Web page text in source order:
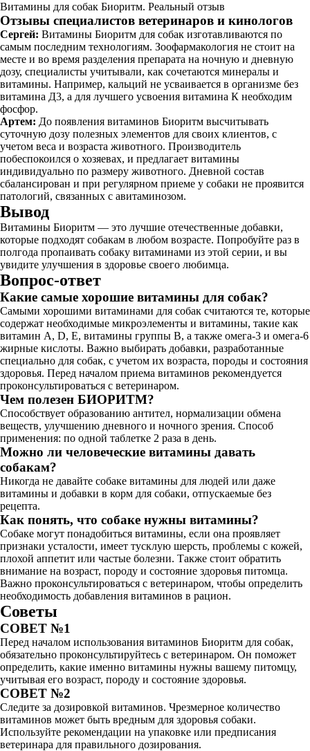
Витамины для собак Биоритм. Реальный отзыв
Отзывы специалистов ветеринаров и кинологов
Сергей: Витамины Биоритм для собак изготавливаются по
самым последним технологиям. Зоофармакология не стоит на
месте и во время разделения препарата на ночную и дневную
дозу, специалисты учитывали, как сочетаются минералы и
витамины. Например, кальций не усваивается в организме без
витамина Д3, а для лучшего усвоения витамина К необходим
фосфор.
Артем: До появления витаминов Биоритм высчитывать
суточную дозу полезных элементов для своих клиентов, с
учетом веса и возраста животного. Производитель
побеспокоился о хозяевах, и предлагает витамины
индивидуально по размеру животного. Дневной состав
сбалансирован и при регулярном приеме у собаки не проявится
патологий, связанных с авитаминозом.
Вывод
Витамины Биоритм — это лучшие отечественные добавки,
которые подходят собакам в любом возрасте. Попробуйте раз в
полгода пропаивать собаку витаминами из этой серии, и вы
увидите улучшения в здоровье своего любимца.
Вопрос-ответ
Какие самые хорошие витамины для собак?
Самыми хорошими витаминами для собак считаются те, которые
содержат необходимые микроэлементы и витамины, такие как
витамин A, D, E, витамины группы B, а также омега-3 и омега-6
жирные кислоты. Важно выбирать добавки, разработанные
специально для собак, с учетом их возраста, породы и состояния
здоровья. Перед началом приема витаминов рекомендуется
проконсультироваться с ветеринаром.
Чем полезен БИОРИТМ?
Способствует образованию антител, нормализации обмена
веществ, улучшению дневного и ночного зрения. Способ
применения: по одной таблетке 2 раза в день.
Можно ли человеческие витамины давать
собакам?
Никогда не давайте собаке витамины для людей или даже
витамины и добавки в корм для собаки, отпускаемые без
рецепта.
Как понять, что собаке нужны витамины?
Собаке могут понадобиться витамины, если она проявляет
признаки усталости, имеет тусклую шерсть, проблемы с кожей,
плохой аппетит или частые болезни. Также стоит обратить
внимание на возраст, породу и состояние здоровья питомца.
Важно проконсультироваться с ветеринаром, чтобы определить
необходимость добавления витаминов в рацион.
Советы
СОВЕТ №1
Перед началом использования витаминов Биоритм для собак,
обязательно проконсультируйтесь с ветеринаром. Он поможет
определить, какие именно витамины нужны вашему питомцу,
учитывая его возраст, породу и состояние здоровья.
СОВЕТ №2
Следите за дозировкой витаминов. Чрезмерное количество
витаминов может быть вредным для здоровья собаки.
Используйте рекомендации на упаковке или предписания
ветеринара для правильного дозирования.